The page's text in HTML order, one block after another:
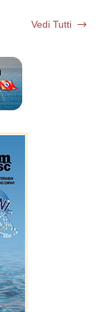
Vedi Tutti